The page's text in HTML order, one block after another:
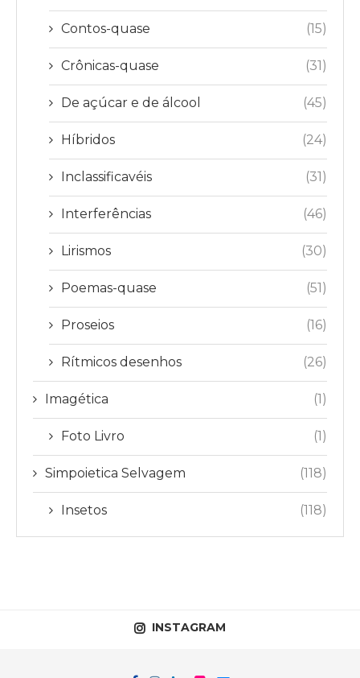
Contos-quase (15)
Crônicas-quase (31)
De açúcar e de álcool (45)
Híbridos (24)
Inclassificavéis (31)
Interferências (46)
Lirismos (30)
Poemas-quase (51)
Proseios (16)
Rítmicos desenhos (26)
Imagética (1)
Foto Livro (1)
Simpoietica Selvagem (118)
Insetos (118)
INSTAGRAM